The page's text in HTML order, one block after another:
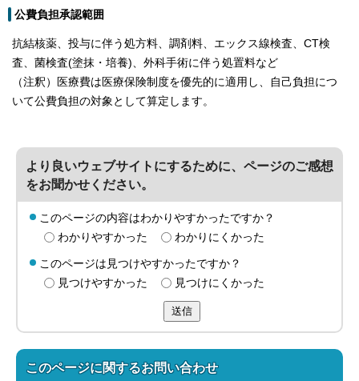
公費負担承認範囲
抗結核薬、投与に伴う処方料、調剤料、エックス線検査、CT検
査、菌検査(塗抹・培養)、外科手術に伴う処置料など
（注釈）医療費は医療保険制度を優先的に適用し、自己負担につ
いて公費負担の対象として算定します。
より良いウェブサイトにするために、ページのご感想
をお聞かせください。
このページの内容はわかりやすかったですか？
わかりやすかった
わかりにくかった
このページは見つけやすかったですか？
見つけやすかった
見つけにくかった
送信
このページに関するお問い合わせ